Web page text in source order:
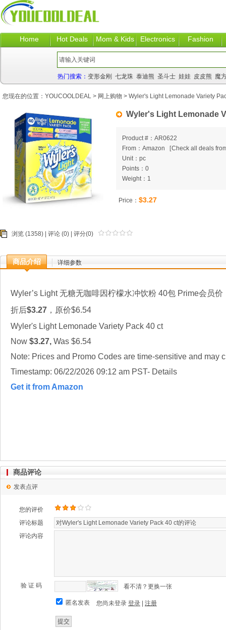
Home Hot Deals Mom & Kids Electronics Fashion
热门搜索： 变形金刚 七龙珠 泰迪熊 圣斗士 娃娃 皮皮熊 魔
Wyler's Light Lemonade
Product #：AR0622
From：Amazon
[Check all deals
Unit：pc
Points：0
Weight：1
Price： $3.27
浏览 (1358) | 评论 (0) | 评分(0)
商品介绍 详细参数
Wyler’s Light 无糖无咖啡因柠檬水冲饮粉 40包 Prime会员价
折后$3.27 ，原价$6.54
Wyler's Light Lemonade Variety Pack 40 ct
Now $3.27, Was $6.54
Note: Prices and Promo Codes are time-sensitive and may
Timestamp: 06/22/2026 09:12 am PST- Details
Get it from Amazon
您现在的位置： YOUCOOLDEAL > 网上购物 > Wyler's Light Lemonade Variety
商品评论
发表点评
您的评价
评论标题
评论内容
验 证 码 看不清？更换一张
匿名发表 您尚未登录 登录 注册